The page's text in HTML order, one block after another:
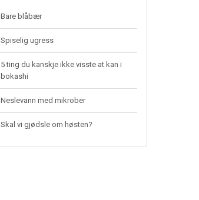
Bare blåbær
Spiselig ugress
5 ting du kanskje ikke visste at kan i
bokashi
Neslevann med mikrober
Skal vi gjødsle om høsten?